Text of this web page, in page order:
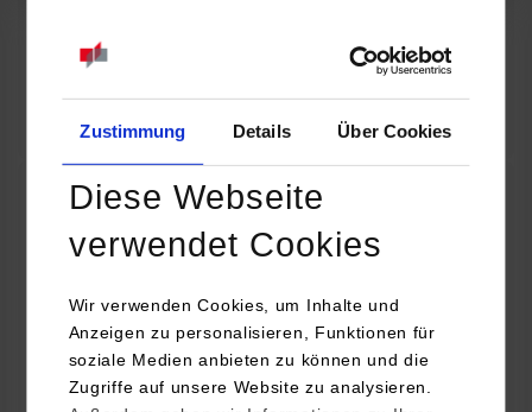
Zustimmung Details Über Cookies
Diese Webseite
verwendet Cookies
Wir verwenden Cookies, um Inhalte und
Anzeigen zu personalisieren, Funktionen für
soziale Medien anbieten zu können und die
Zugriffe auf unsere Website zu analysieren.
Online INDIS-Infoveranstaltung für Studierende
Zum Event
Technologietag: Clean Urban Transportation –
nachhaltige Mobilität im (sub)urbanen Umfeld
16.09.2026 - 17.09.2026
Im Mittelpunkt stehen elektrische Antriebe, moderne
Batterietechnologien und innovative Fahrzeugkonzepte für